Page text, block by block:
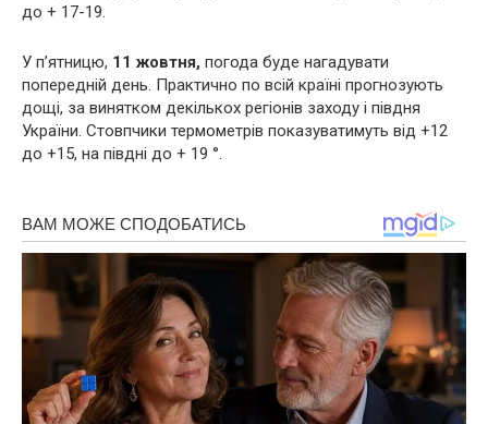
до + 17-19.
У п’ятницю, 11 жовтня, погода буде нагадувати
попередній день. Практично по всій країні прогнозують
дощі, за винятком декількох регіонів заходу і півдня
України. Стовпчики термометрів показуватимуть від +12
до +15, на півдні до + 19 °.